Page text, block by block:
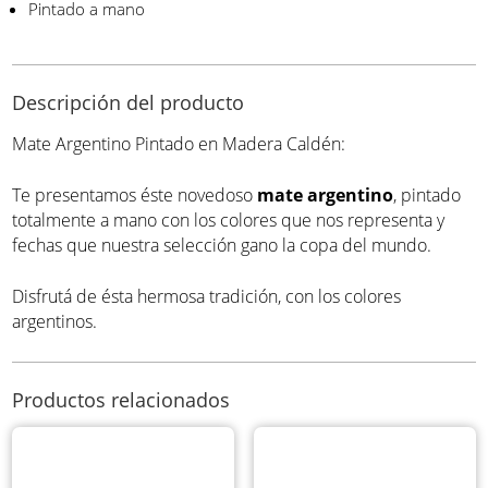
Pintado a mano
Descripción del producto
Mate Argentino Pintado en Madera Caldén:
Te presentamos éste novedoso mate argentino, pintado
totalmente a mano con los colores que nos representa y
fechas que nuestra selección gano la copa del mundo.
Disfrutá de ésta hermosa tradición, con los colores
argentinos.
Productos relacionados